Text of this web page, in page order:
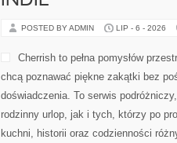
POSTED BY ADMIN LIP - 6 - 2026
Cherrish to pełna pomysłów
chcą poznawać piękne zakątki bez
doświadczenia. To serwis
rodzinny urlop, jak i tych, którzy po
kuchni, historii oraz codzienności